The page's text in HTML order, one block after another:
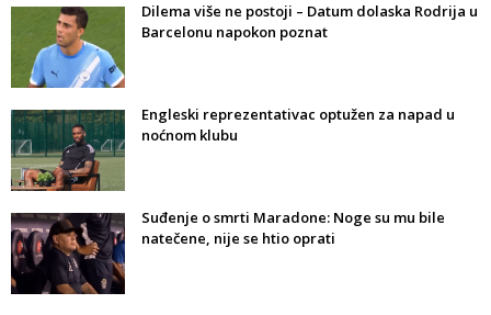
Dilema više ne postoji – Datum dolaska Rodrija u
Barcelonu napokon poznat
Engleski reprezentativac optužen za napad u
noćnom klubu
Suđenje o smrti Maradone: Noge su mu bile
natečene, nije se htio oprati